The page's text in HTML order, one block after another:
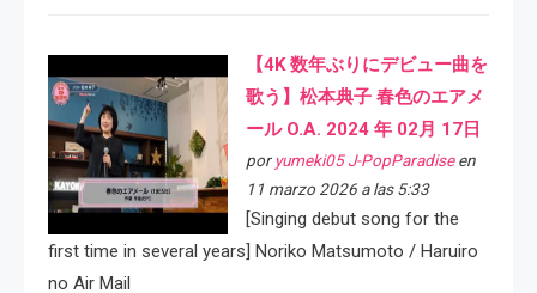
【4K 数年ぶりにデビュー曲を
歌う】松本典子 春色のエアメ
ール O.A. 2024 年 02月 17日
por yumeki05 J-PopParadiseen
11 marzo 2026 a las 5:33
[Singing debut song for the
first time in several years] Noriko Matsumoto / Haruiro
no Air Mail